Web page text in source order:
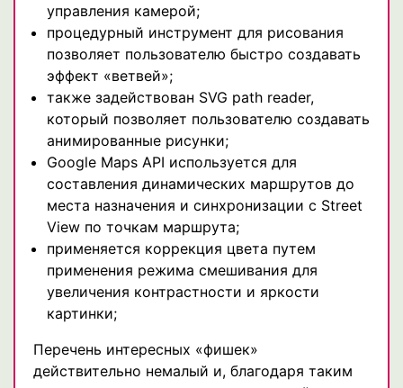
управления камерой;
процедурный инструмент для рисования
позволяет пользователю быстро создавать
эффект «ветвей»;
также задействован SVG path reader,
который позволяет пользователю создавать
анимированные рисунки;
Google Maps API используется для
составления динамических маршрутов до
места назначения и синхронизации с Street
View по точкам маршрута;
применяется коррекция цвета путем
применения режима смешивания для
увеличения контрастности и яркости
картинки;
Перечень интересных «фишек»
действительно немалый и, благодаря таким